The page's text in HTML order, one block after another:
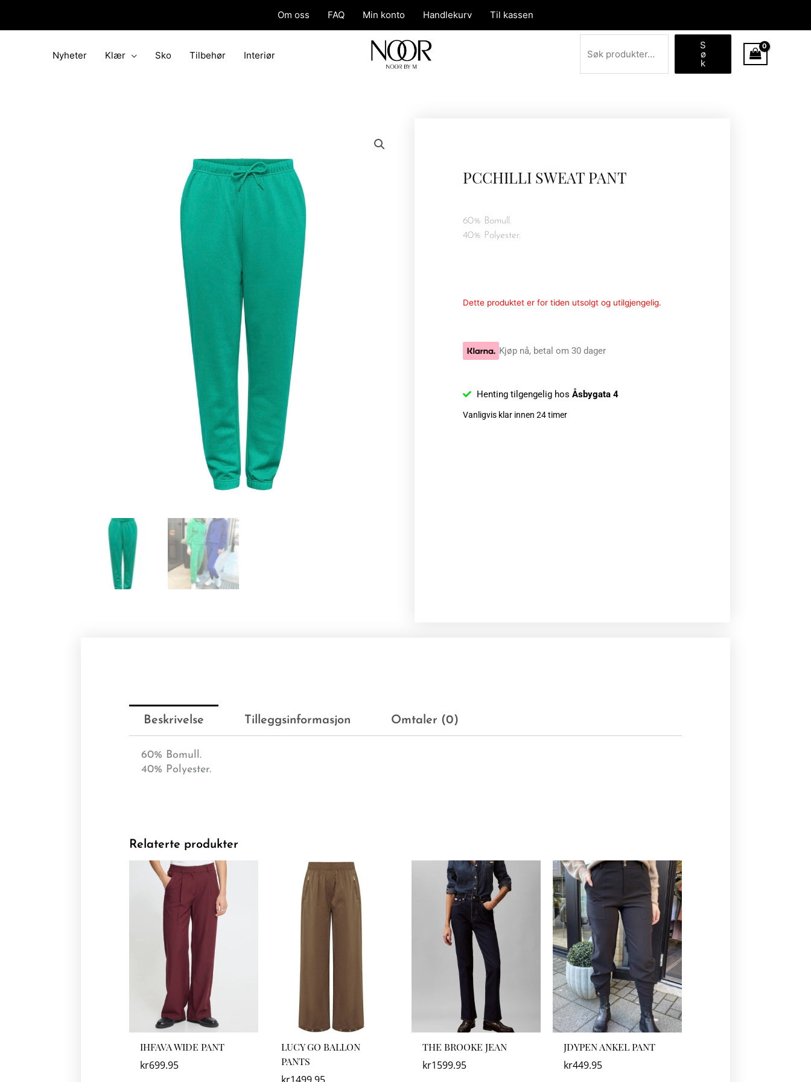
Om oss FAQ Min konto Handlekurv Til kassen
Nyheter Klær Sko Tilbehør Interiør
Søk
S
ø
k
PCCHILLI SWEAT PANT
60% Bomull.
40% Polyester.
Dette produktet er for tiden utsolgt og utilgjengelig.
Kjøp nå, betal om 30 dager
Henting tilgengelig hos Åsbygata 4
Vanligvis klar innen 24 timer
Beskrivelse Tilleggsinformasjon Omtaler (0)
60% Bomull.
40% Polyester.
Relaterte produkter
IHFAVA WIDE PANT
kr699.95
LUCY GO BALLON
PANTS
THE BROOKE JEAN
kr1599.95
JDYPEN ANKEL PANT
kr449.95